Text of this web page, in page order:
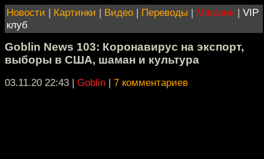
Новости | Картинки | Видео | Переводы | Магазин | VIP
клуб
Goblin News 103: Коронавирус на экспорт,
выборы в США, шаман и культура
03.11.20 22:43 | Goblin | 7 комментариев